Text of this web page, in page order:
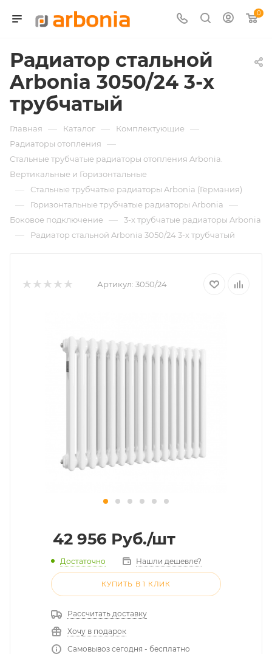
0
Радиатор стальной
Arbonia 3050/24 3-х
трубчатый
Главная — Каталог — Комплектующие —
Радиаторы отопления —
Стальные трубчатые радиаторы отопления Arbonia.
Вертикальные и Горизонтальные
— Стальные трубчатые радиаторы Arbonia (Германия)
— Горизонтальные трубчатые радиаторы Arbonia —
Боковое подключение — 3-х трубчатые радиаторы Arbonia
— Радиатор стальной Arbonia 3050/24 3-х трубчатый
Артикул: 3050/24
42 956 Руб./шт
Достаточно Нашли дешевле?
КУПИТЬ В 1 КЛИК
Рассчитать доставку
Хочу в подарок
Самовывоз сегодня - бесплатно